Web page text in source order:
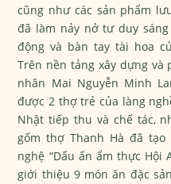
cũng như các sản phẩm
đã làm nảy nở tư duy
động và bàn tay tài hoa
Trên nền tảng xây dựng
nhân Mai Nguyễn Minh
được 2 thợ trẻ của làng
Nhật tiếp thu và chế tác,
gốm thợ Thanh Hà đã
nghệ “Dấu ấn ẩm thực Hội
giới thiệu 9 món ăn đặc